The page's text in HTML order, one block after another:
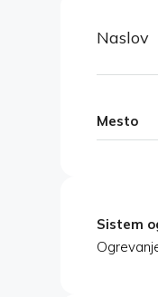
Naslov
Mesto
Sistem